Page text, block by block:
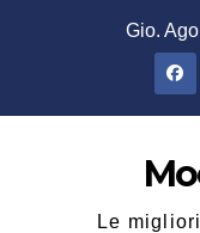
Gio.
Le